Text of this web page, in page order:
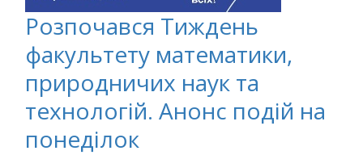
Розпочався Тиждень
факультету математики,
природничих наук та
технологій. Анонс подій на
понеділок